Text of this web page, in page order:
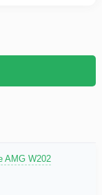
AMG W202